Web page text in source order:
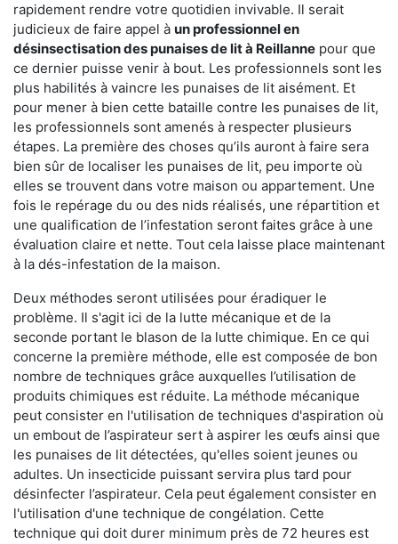
rapidement rendre votre quotidien invivable. Il serait
judicieux de faire appel à un professionnel en
désinsectisation des punaises de lit à Reillanne pour que
ce dernier puisse venir à bout. Les professionnels sont les
plus habilités à vaincre les punaises de lit aisément. Et
pour mener à bien cette bataille contre les punaises de lit,
les professionnels sont amenés à respecter plusieurs
étapes. La première des choses qu’ils auront à faire sera
bien sûr de localiser les punaises de lit, peu importe où
elles se trouvent dans votre maison ou appartement. Une
fois le repérage du ou des nids réalisés, une répartition et
une qualification de l’infestation seront faites grâce à une
évaluation claire et nette. Tout cela laisse place maintenant
à la dés-infestation de la maison.
Deux méthodes seront utilisées pour éradiquer le
problème. Il s'agit ici de la lutte mécanique et de la
seconde portant le blason de la lutte chimique. En ce qui
concerne la première méthode, elle est composée de bon
nombre de techniques grâce auxquelles l’utilisation de
produits chimiques est réduite. La méthode mécanique
peut consister en l'utilisation de techniques d'aspiration où
un embout de l’aspirateur sert à aspirer les œufs ainsi que
les punaises de lit détectées, qu'elles soient jeunes ou
adultes. Un insecticide puissant servira plus tard pour
désinfecter l’aspirateur. Cela peut également consister en
l'utilisation d'une technique de congélation. Cette
technique qui doit durer minimum près de 72 heures est